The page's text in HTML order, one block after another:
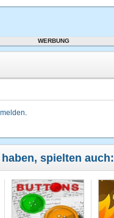
WERBUNG
.
spielten auch: